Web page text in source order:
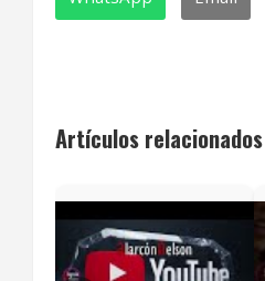
Artículos relacionados